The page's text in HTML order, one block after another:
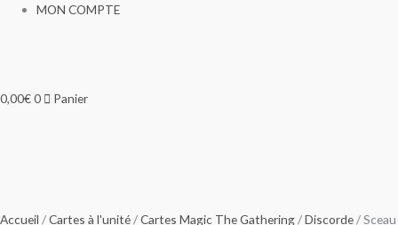
MON COMPTE
0,00€0 Panier
Accueil /Cartes à l'unité/Cartes Magic The Gathering/Discorde/ Sceau